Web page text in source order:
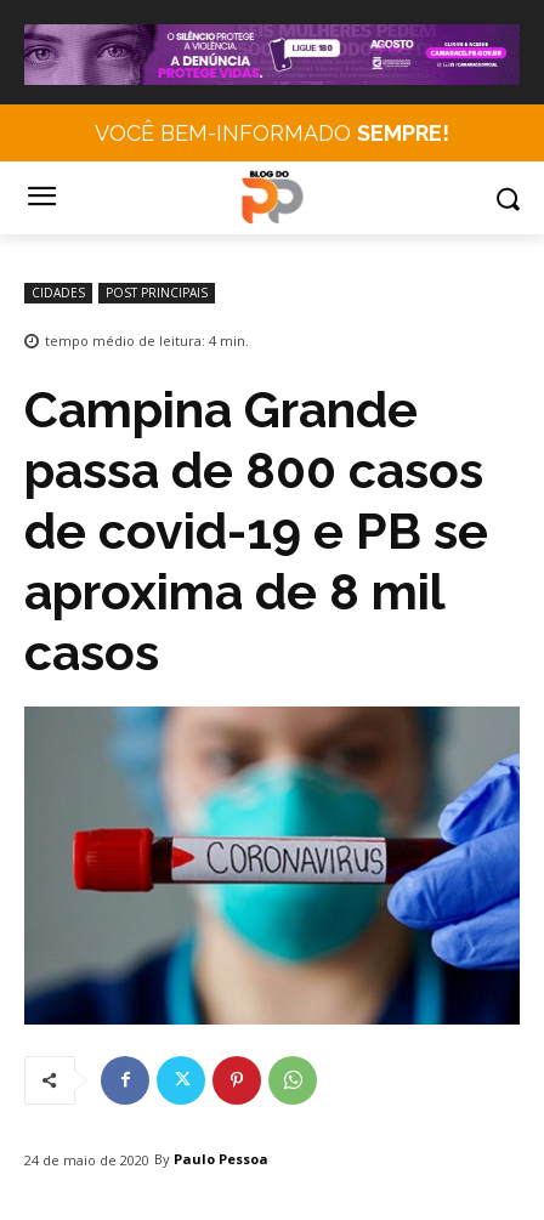
VOCÊ BEM-INFORMADO SEMPRE!
CIDADES POST PRINCIPAIS
tempo médio de leitura: 4 min.
Campina Grande
passa de 800 casos
de covid-19 e PB se
aproxima de 8 mil
casos
24 de maio de 2020 By Paulo Pessoa